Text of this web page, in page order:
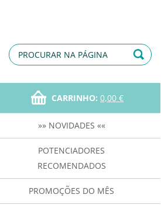
CARRINHO: 0,00 €
»» NOVIDADES ««
POTENCIADORES
RECOMENDADOS
PROMOÇÕES DO MÊS